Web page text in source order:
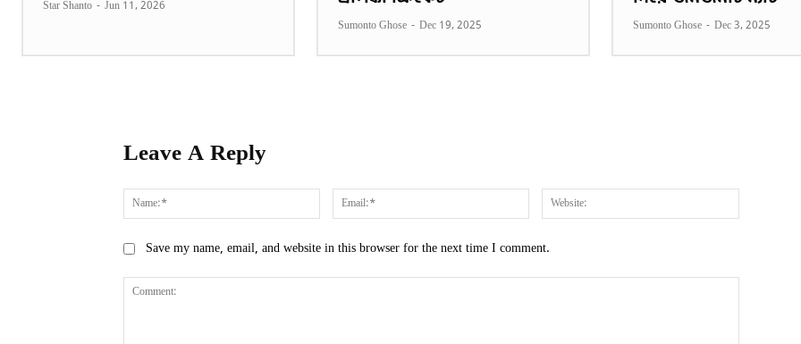
Star Shanto - Jun 11, 2026
Sumonto Ghose - Dec 19, 2025 Sumonto Ghose - Dec 3, 2025
Leave A Reply
Name:* Email:*
Save my name, email, and website in this browser for the next time I comment.